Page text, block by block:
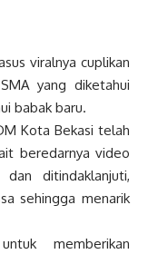
viralnya cuplikan
yang diketahui
babak baru.
Kota Bekasi telah
beredarnya video
ditindaklanjuti,
sehingga menarik
memberikan